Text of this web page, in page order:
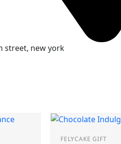
street, new york
FELYCAKE GIFT